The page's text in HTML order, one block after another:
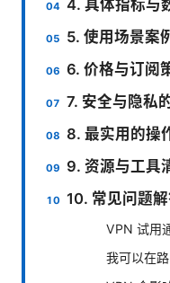
4. 具体指标与
5. 使用场景案
6. 价格与订阅
7. 安全与隐私
8. 最实用的操
9. 资源与工具
10. 常见问题解
VPN 试用
我可以在